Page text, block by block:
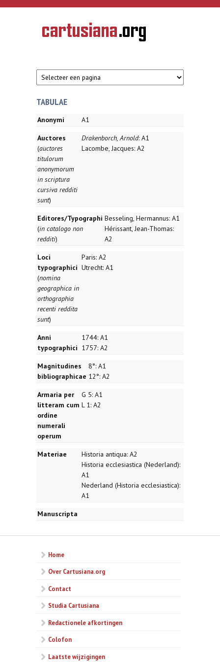
Overslaan en naar de inhoud gaan
CARTUSIANA
Geschiedenis
van de
TABULAE
Anonymi A1
Auctores
(auctores
titulorum
anonymorum
in scriptura
cursiva redditi
sunt)
Drakenborch, Arnold: A1
Lacombe, Jacques: A2
Editores/Typographi
(in catalogo non
redditi)
Besseling, Hermannus: A1
Hérissant, Jean-Thomas:
A2
Loci
typographici
(nomina
geographica in
orthographia
recenti reddita
sunt)
Paris: A2
Utrecht: A1
Anni
typographici
1744: A1
1757: A2
Magnitudines
bibliographicae
8°: A1
12°: A2
Armaria per
litteram cum
ordine
numerali
operum
G 5: A1
L 1: A2
Materiae
Historia antiqua: A2
Historia ecclesiastica (Nederland):
A1
Nederland (Historia ecclesiastica):
A1
Manuscripta
Home
Over Cartusiana.org
Contact
Studia Cartusiana
Redactionele afkortingen
Colofon
Laatste wijzigingen